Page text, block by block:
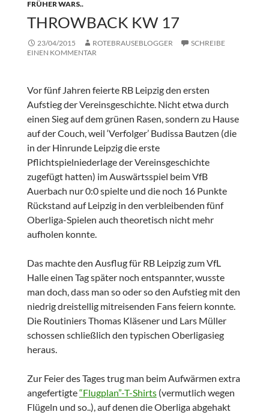
FRÜHER WARS..
THROWBACK KW 17
23/04/2015 ROTEBRAUSEBLOGGER
SCHREIBE
EINEN KOMMENTAR
Vor fünf Jahren feierte RB Leipzig den ersten
Aufstieg der Vereinsgeschichte. Nicht etwa durch
einen Sieg auf dem grünen Rasen, sondern zu Hause
auf der Couch, weil ‘Verfolger’ Budissa Bautzen (die
in der Hinrunde Leipzig die erste
Pflichtspielniederlage der Vereinsgeschichte
zugefügt hatten) im Auswärtsspiel beim VfB
Auerbach nur 0:0 spielte und die noch 16 Punkte
Rückstand auf Leipzig in den verbleibenden fünf
Oberliga-Spielen auch theoretisch nicht mehr
aufholen konnte.
Das machte den Ausflug für RB Leipzig zum VfL
Halle einen Tag später noch entspannter, wusste
man doch, dass man so oder so den Aufstieg mit den
niedrig dreistellig mitreisenden Fans feiern konnte.
Die Routiniers Thomas Kläsener und Lars Müller
schossen schließlich den typischen Oberligasieg
heraus.
Zur Feier des Tages trug man beim Aufwärmen extra
angefertigte“Flugplan”-T-Shirts(vermutlich wegen
Flügeln und so..), auf denen die Oberliga abgehakt